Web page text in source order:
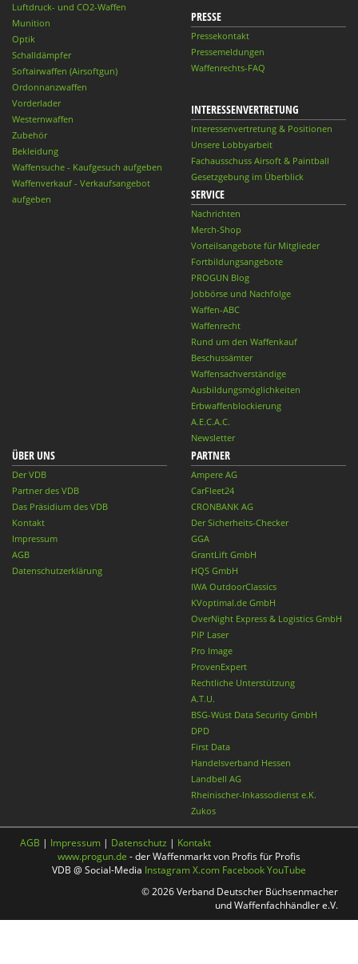
Luftdruck- und CO2-Waffen
Munition
Optik
Schalldämpfer
Softairwaffen (Airsoftgun)
Ordonnanzwaffen
Vorderlader
Westernwaffen
Zubehör
Bekleidung
Waffensuche - Kaufgesuch aufgeben
Waffenverkauf - Verkaufsangebot
aufgeben
PRESSE
Pressekontakt
Pressemeldungen
Waffenrechts-FAQ
INTERESSENVERTRETUNG
Interessenvertretung & Positionen
Unsere Lobbyarbeit
Fachausschuss Airsoft & Paintball
Gesetzgebung im Überblick
SERVICE
Nachrichten
Merch-Shop
Vorteilsangebote für Mitglieder
Fortbildungsangebote
PROGUN Blog
Jobbörse und Nachfolge
Waffen-ABC
Waffenrecht
Rund um den Waffenkauf
Beschussämter
Waffensachverständige
Ausbildungsmöglichkeiten
Erbwaffenblockierung
A.E.C.A.C.
Newsletter
ÜBER UNS
Der VDB
Partner des VDB
Das Präsidium des VDB
Kontakt
Impressum
AGB
Datenschutzerklärung
PARTNER
Ampere AG
CarFleet24
CRONBANK AG
Der Sicherheits-Checker
GGA
GrantLift GmbH
HQS GmbH
IWA OutdoorClassics
KVoptimal.de GmbH
OverNight Express & Logistics GmbH
PiP Laser
Pro Image
ProvenExpert
Rechtliche Unterstützung
A.T.U.
BSG-Wüst Data Security GmbH
DPD
First Data
Handelsverband Hessen
Landbell AG
Rheinischer-Inkassodienst e.K.
Zukos
AGB | Impressum | Datenschutz | Kontakt
www.progun.de - der Waffenmarkt von Profis für Profis
VDB @ Social-Media InstagramX.com FacebookYouTube
© 2026 Verband Deutscher Büchsenmacher
und Waffenfachhändler e.V.